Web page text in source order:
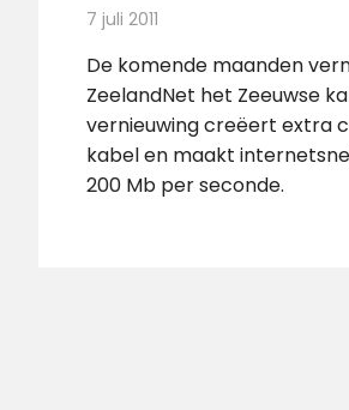
7 juli 2011
De komende maanden
ZeelandNet het Zeeuwse
vernieuwing creëert extra
kabel en maakt
200 Mb per seconde.